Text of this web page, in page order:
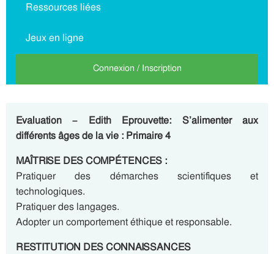
Ressources liées
Jeux en ligne
Connexion / Inscription
Evaluation – Edith Eprouvette: S’alimenter aux
différents âges de la vie : Primaire 4
MAÎTRISE DES COMPÉTENCES :
Pratiquer des démarches scientifiques et
technologiques.
Pratiquer des langages.
Adopter un comportement éthique et responsable.
RESTITUTION DES CONNAISSANCES